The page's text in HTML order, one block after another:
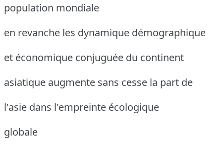
population mondiale
en revanche les dynamique démographique
et économique conjuguée du continent
asiatique augmente sans cesse la part de
l'asie dans l'empreinte écologique
globale